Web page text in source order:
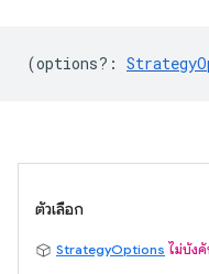
(options? :
ตัวเลือก
StrategyOptions ไม่บัง